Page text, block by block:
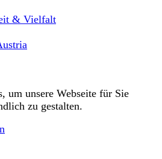
& Vielfalt
um unsere Webseite für Sie
zu gestalten.